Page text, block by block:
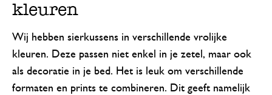
kleuren
Wij hebben sierkussens in verschillende vrolijke
kleuren. Deze passen niet enkel in je zetel, maar ook
als decoratie in je bed. Het is leuk om verschillende
formaten en prints te combineren. Dit geeft namelijk